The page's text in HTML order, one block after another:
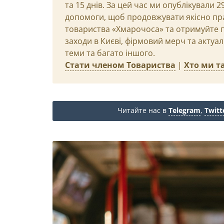
та 15 днів. За цей час ми
допомоги, щоб продовжувати якісно
товариства «Хмарочоса» та отримуйте
заходи в Києві, фірмовий мерч та
теми та багато іншого.
Стати членом Товариства | Хто ми
Читайте нас в Telegram,